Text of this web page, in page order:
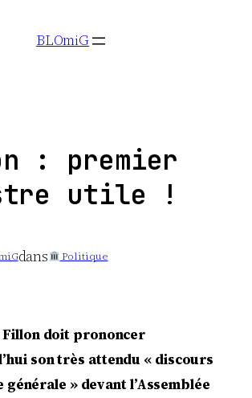
BLOmiG
: premier
utile !
dans Politique
doit prononcer
son très attendu « discours
» devant l’Assemblée